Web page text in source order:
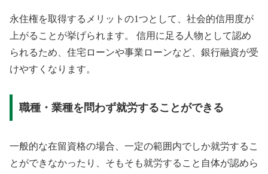
永住権を取得するメリットの1つとして、社会的信用度が
上がることが挙げられます。 信用に足る人物として認め
られるため、住宅ローンや事業ローンなど、銀行融資が受
けやすくなります。
職種・業種を問わず就労することができる
一般的な在留資格の場合、一定の範囲内でしか就労するこ
とができなかったり、そもそも就労すること自体が認めら